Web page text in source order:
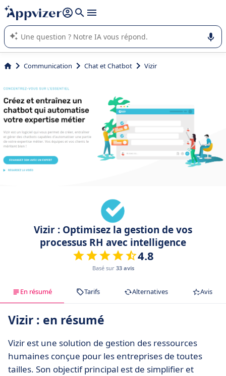
répondre (plusieurs lignes avec
L'IA de Appvizer vous guide dans l'utilisation ou la sélection de
logiciel SaaS en entreprise.
Communication Chat et Chatbot Vizir
Vizir : Optimisez la gestion de vos
processus RH avec intelligence
4.8
Basé sur 33 avis
En résumé Tarifs Alternatives Avis
Vizir : en résumé
Vizir est une solution de gestion des ressources
humaines conçue pour les entreprises de toutes
tailles. Son objectif principal est de simplifier et